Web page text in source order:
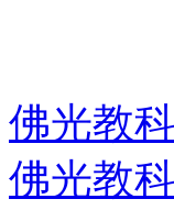
佛光教
佛光教